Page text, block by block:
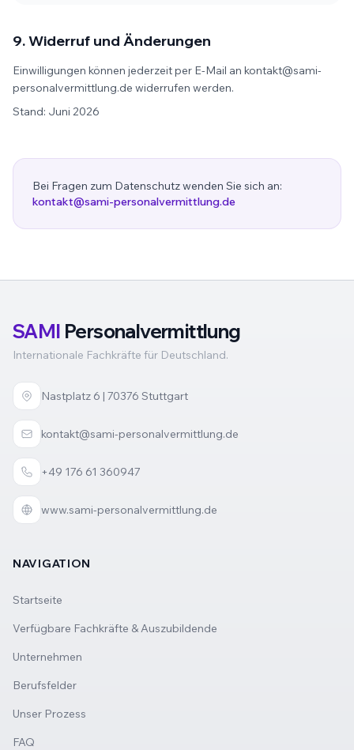
9. Widerruf und Änderungen
Einwilligungen können jederzeit per E-Mail an kontakt@sami-
personalvermittlung.de widerrufen werden.
Stand: Juni 2026
Bei Fragen zum Datenschutz wenden Sie sich an:
kontakt@sami-personalvermittlung.de
SAMI Personalvermittlung
Internationale Fachkräfte für Deutschland.
Nastplatz 6 | 70376 Stuttgart
kontakt@sami-personalvermittlung.de
+49 176 61 360947
www.sami-personalvermittlung.de
NAVIGATION
Startseite
Verfügbare Fachkräfte & Auszubildende
Unternehmen
Berufsfelder
Unser Prozess
FAQ